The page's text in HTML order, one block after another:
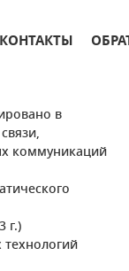
КОНТАКТЫ
в
коммуникаций
г.)